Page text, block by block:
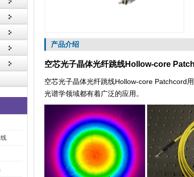
产品介绍
空芯光子晶体光纤跳线Hollow-core
空芯光子晶体光纤跳线Hollow-core Patchcord
光谱学领域都有着广泛的应用。